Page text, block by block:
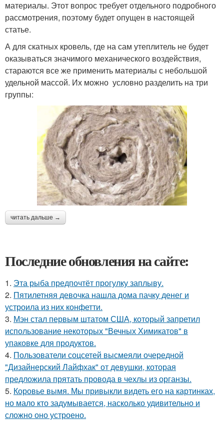
материалы. Этот вопрос требует отдельного подробного
рассмотрения, поэтому будет опущен в настоящей
статье.
А для скатных кровель, где на сам утеплитель не будет
оказываться значимого механического воздействия,
стараются все же применить материалы с небольшой
удельной массой. Их можно условно разделить на три
группы:
читать дальше →
Последние обновления на сайте:
1. Эта рыба предпочтёт прогулку заплыву.
2. Пятилетняя девочка нашла дома пачку денег и
устроила из них конфетти.
3. Мэн стал первым штатом США, который запретил
использование некоторых "Вечных Химикатов" в
упаковке для продуктов.
4. Пользователи соцсетей высмеяли очередной
"Дизайнерский Лайфхак" от девушки, которая
предложила прятать провода в чехлы из органзы.
5. Коровье вымя. Мы привыкли видеть его на картинках,
но мало кто задумывается, насколько удивительно и
сложно оно устроено.